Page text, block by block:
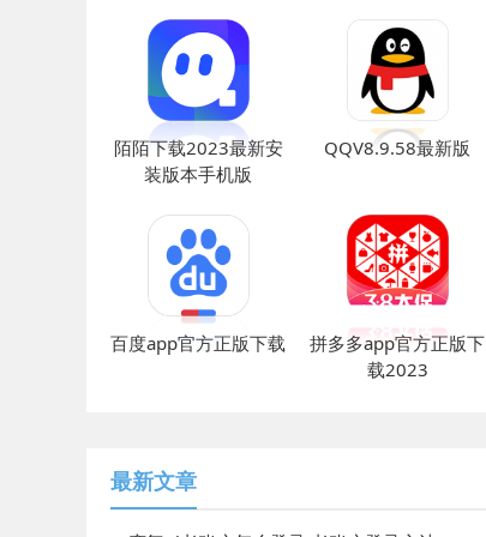
陌陌下载2023最新安
装版本手机版
QQV8.9.58最新版
百度app官方正版下载
拼多多app官方正版下
载2023
最新文章